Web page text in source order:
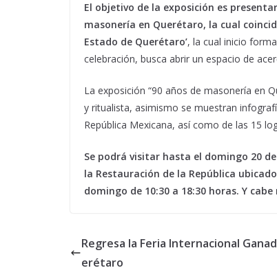
El objetivo de la exposición es
masonería en Querétaro, la cual
Estado de Querétaro’, la cual inicio
celebración, busca abrir un espacio de
La exposición “90 años de masonería en
y ritualista, asimismo se muestran
República Mexicana, así como de las 15
Se podrá visitar hasta el domingo 20
la Restauración de la República
domingo de 10:30 a 18:30 horas. Y
Regresa la Feria Internacional
erétaro